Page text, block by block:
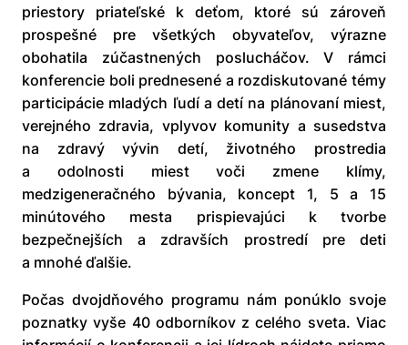
priestory priateľské k deťom, ktoré sú zároveň
prospešné pre všetkých obyvateľov, výrazne
obohatila zúčastnených poslucháčov. V rámci
konferencie boli prednesené a rozdiskutované témy
participácie mladých ľudí a detí na plánovaní miest,
verejného zdravia, vplyvov komunity a susedstva
na zdravý vývin detí, životného prostredia
a odolnosti miest voči zmene klímy,
medzigeneračného bývania, koncept 1, 5 a 15
minútového mesta prispievajúci k tvorbe
bezpečnejších a zdravších prostredí pre deti
a mnohé ďalšie.
Počas dvojdňového programu nám ponúklo svoje
poznatky vyše 40 odborníkov z celého sveta. Viac